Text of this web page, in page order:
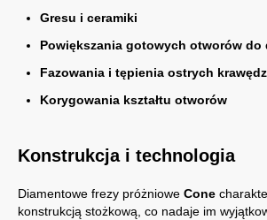
Gresu i ceramiki
Powiększania gotowych otworów
Fazowania i tępienia ostrych
Korygowania kształtu otworów
Konstrukcja i technologia
Diamentowe frezy próżniowe Cone
konstrukcją stożkową, co nadaje im